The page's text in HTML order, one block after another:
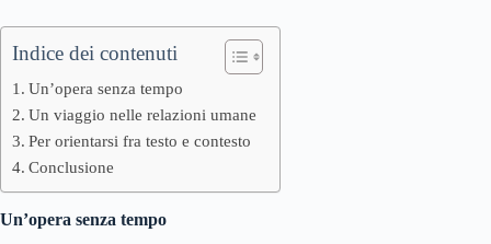
Indice dei contenuti
Un’opera senza tempo
Un viaggio nelle relazioni umane
Per orientarsi fra testo e contesto
Conclusione
Un’opera senza tempo